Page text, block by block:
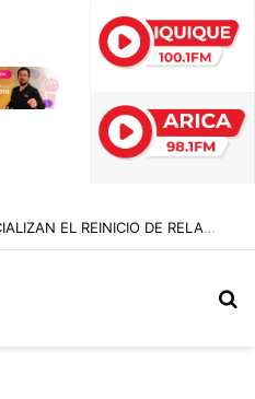
CHILE Y VENEZUELA OFICIALIZAN EL REINICIO DE RELACIONES CONSULARES Y AVANZAN HACIA LA NORMALIZACIÓN DE VÍNCULOS BILATERALES